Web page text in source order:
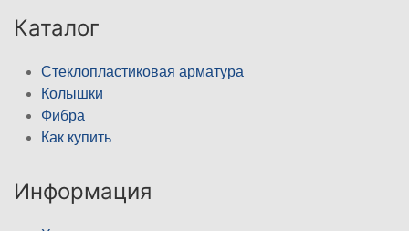
Каталог
Стеклопластиковая арматура
Колышки
Фибра
Как купить
Информация